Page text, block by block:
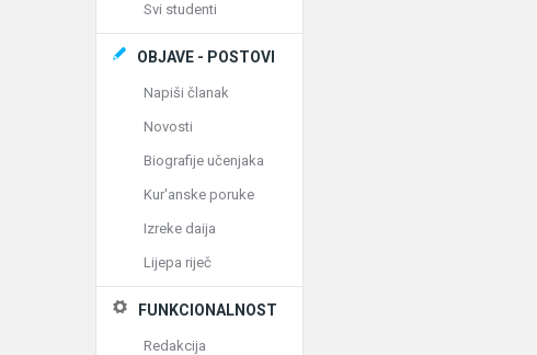
Svi studenti
OBJAVE - POSTOVI
Napiši članak
Novosti
Biografije učenjaka
Kur'anske poruke
Izreke daija
Lijepa riječ
FUNKCIONALNOST
Redakcija